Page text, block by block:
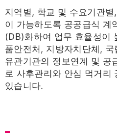
지역별, 학교 및 수요기관
이 가능하도록 공공급식 계
(DB)화하여 업무 효율성이
품안전처, 지방자치단체,
유관기관의 정보연계 및 공
로 사후관리와 안심 먹거리
있습니다.